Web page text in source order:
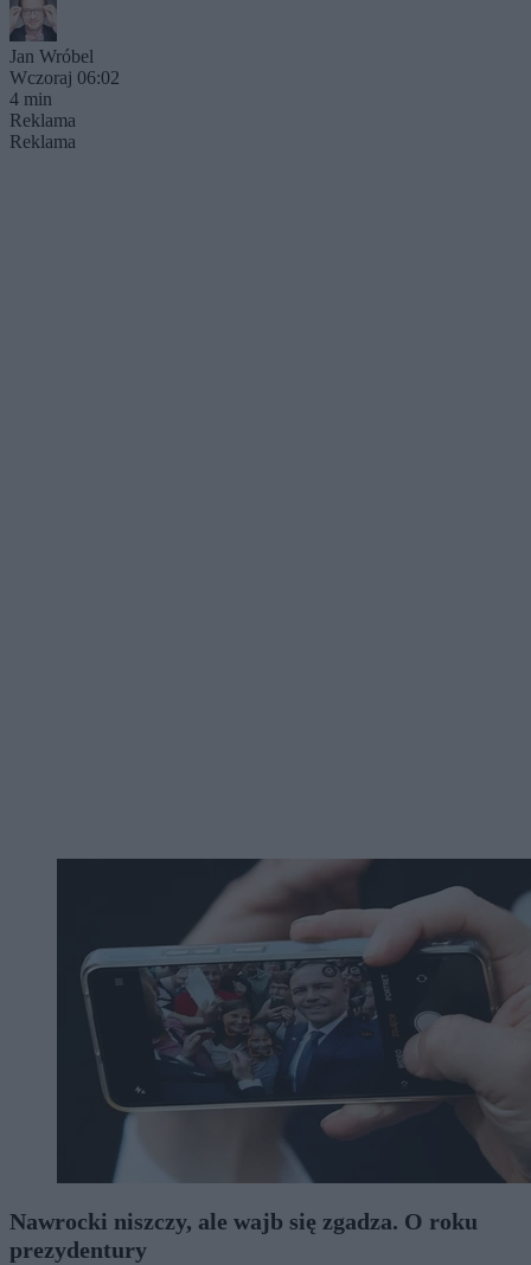
Jan Wróbel
Wczoraj 06:02
4 min
Reklama
Reklama
Nawrocki niszczy, ale wajb się zgadza. O roku
prezydentury